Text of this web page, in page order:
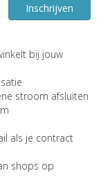
Inschrijven
bij jouw
stroom afsluiten
als je contract
shops op